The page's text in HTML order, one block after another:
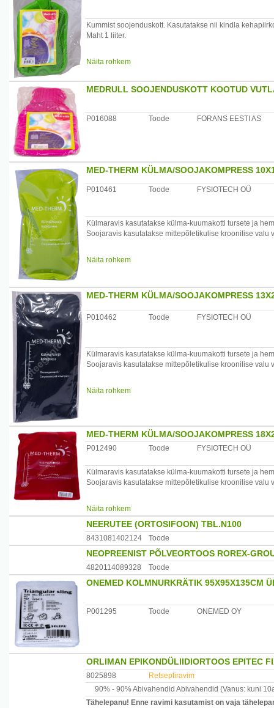
Kummist soojenduskott. Kasutatakse nii kindla
Maht 1 liiter.
Maaletooja: Forans Eesti AS, Posti 23, Loksa
Näita rohkem
MEDRULL SOOJENDUSKOTT KOOTUD
P016088 Toode FORANS EESTI AS
MED-THERM KÜLMA/SOOJAKOMPRESS
P010461 Toode FYSIOTECH OÜ
Külmaravis kasutatakse külma-kuumakotti tursete ja
Soojaravis kasutatakse mittepõletikulise kroonilise
Külmaravis kasutamiseks asetada pakend külmkappi
Koostisosad: Glütserool ja vesi.
Hoiatused ja ettevaatusabinõud:Rikutud pakendit mitte
Näita rohkem
MED-THERM KÜLMA/SOOJAKOMPRESS
P010462 Toode FYSIOTECH OÜ
Külmaravis kasutatakse külma-kuumakotti tursete ja
Soojaravis kasutatakse mittepõletikulise kroonilise
Külmaravis kasutamiseks asetada pakend külmkappi
Koostisosad: Glütserool ja vesi.
Hoiatused ja ettevaatusabinõud:Rikutud pakendit mitte
Tootja:Meditherm OÜ, Harku vald, Oja tee 26, Harjumaa
Näita rohkem
MED-THERM KÜLMA/SOOJAKOMPRESS
P012490 Toode FYSIOTECH OÜ
Külmaravis kasutatakse külma-kuumakotti tursete ja
Soojaravis kasutatakse mittepõletikulise kroonilise
Külmaravis kasutamiseks asetada pakend külmkappi
Soojaravis kasutamiseks asetada pakend
Koostisosad: Glütserool ja vesi.
Hoiatused ja ettevaatusabinõud:Rikutud pakendit mitte
Tootja:Meditherm OÜ, Harku vald, Oja tee 26, Harjumaa
Näita rohkem
NEERUTEE (ORTOSIFOON) TBL.N100
8431081402124 Toode
NEOPREENIST PÕLVEORTOOS ROREX-
4820114089328 Toode
ONEMED KOLMNURKRÄTIK 95X95X135CM
P001295 Toode ONEMED OY
ORLIMAN EPIKONDÜLIIDIORTOOS EPITEC
8025898
Retseptiravim
90% - 90% Abivahendid Abivahendid (Vanus: kuni
Tähelepanu! Enne ravimi kasutamist on vaja